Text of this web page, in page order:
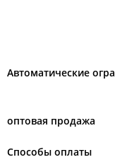
Автоматические
оптовая продажа
Способы оплаты